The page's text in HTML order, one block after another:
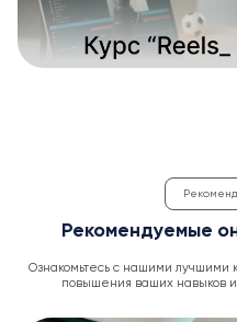
Рекомендуемые
Ознакомьтесь с нашими лучшими
повышения ваших навыков